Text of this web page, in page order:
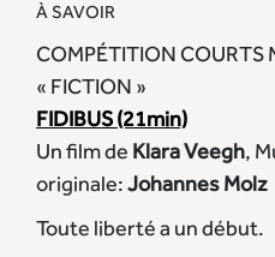
À SAVOIR
COMPÉTITION COURTS
« FICTION »
FIDIBUS (21min)
Un film de Klara Veegh,
originale:Johannes Molz
Toute liberté a un début.